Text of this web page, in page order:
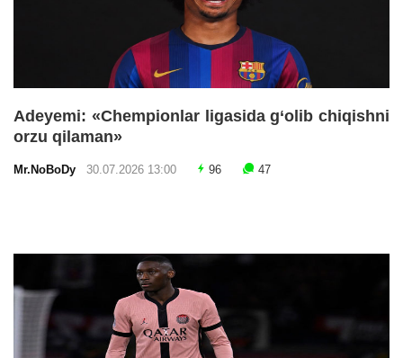
Adeyemi: «Chempionlar ligasida g‘olib chiqishni
orzu qilaman»
Mr.NoBoDy 30.07.2026 13:00 96 47